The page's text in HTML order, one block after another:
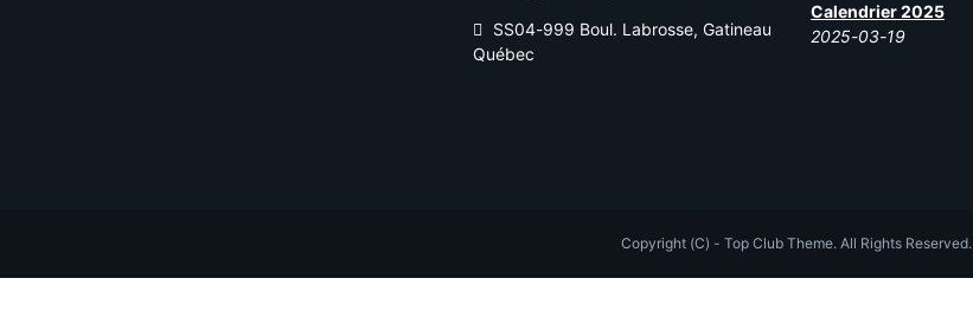
SS04-999 Boul. Labrosse, Gatineau
Québec
Calendrier 2025
2025-03-19
Copyright (C) - Top Club Theme. All Rights Reserved.